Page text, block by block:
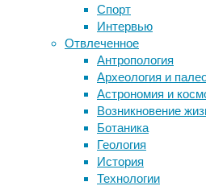
Спорт
Интервью
Отвлеченное
Антропология
Археология и
Астрономия и
Возникновение
Ботаника
Геология
История
Технологии
пота
и
других
жидкостей,
вторых,
являются
одним
Метки
ДНК бактерии
биотехнология
генетика дети
здоровье знания